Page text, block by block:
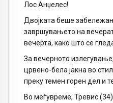
Лос Анџелес!
Двојката беше
завршувањето на
вечерта, како што се
За вечерното
црвено-бела јакна во
преку темен горен дел и
Во меѓувреме, Тревис